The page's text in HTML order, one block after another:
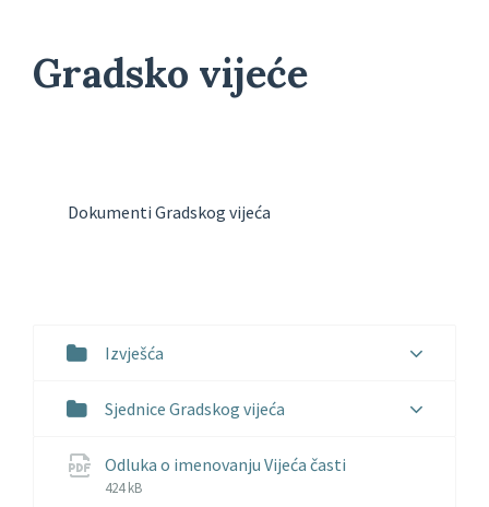
Gradsko vijeće
Dokumenti Gradskog vijeća
Izvješća
Sjednice Gradskog vijeća
Odluka o imenovanju Vijeća časti
424 kB